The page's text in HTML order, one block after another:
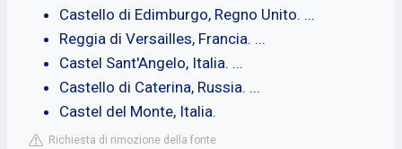
Castello di Edimburgo, Regno Unito. ...
Reggia di Versailles, Francia. ...
Castel Sant'Angelo, Italia. ...
Castello di Caterina, Russia. ...
Castel del Monte, Italia.
Richiesta di rimozione della fonte